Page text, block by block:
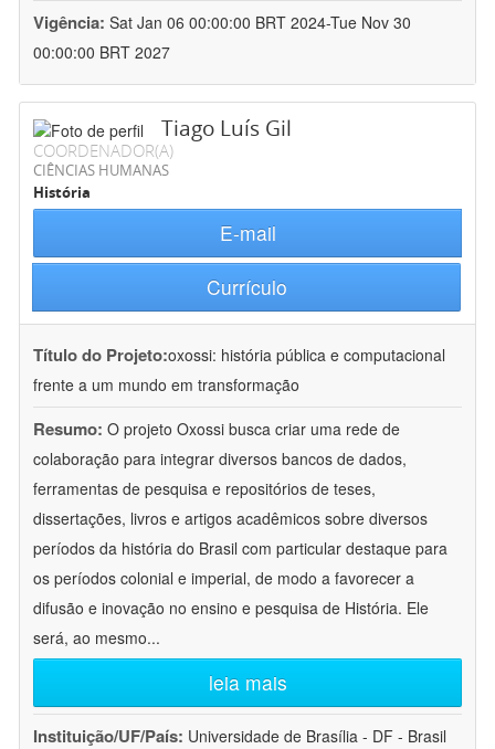
Vigência: Sat Jan 06 00:00:00 BRT 2024-Tue Nov 30
00:00:00 BRT 2027
Tiago Luís Gil
COORDENADOR(A)
CIÊNCIAS HUMANAS
História
E-mail
Currículo
Título do Projeto:oxossi: história pública e computacional
frente a um mundo em transformação
Resumo: O projeto Oxossi busca criar uma rede de
colaboração para integrar diversos bancos de dados,
ferramentas de pesquisa e repositórios de teses,
dissertações, livros e artigos acadêmicos sobre diversos
períodos da história do Brasil com particular destaque para
os períodos colonial e imperial, de modo a favorecer a
difusão e inovação no ensino e pesquisa de História. Ele
será, ao mesmo...
leia mais
Instituição/UF/País: Universidade de Brasília - DF - Brasil